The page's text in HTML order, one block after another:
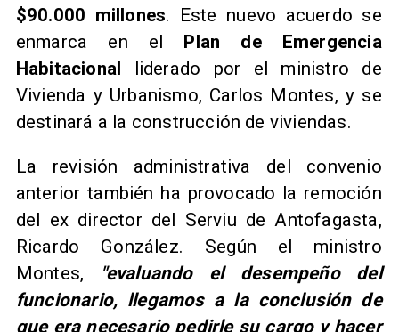
$90.000 millones. Este nuevo acuerdo se
enmarca en el Plan de Emergencia
Habitacional liderado por el ministro de
Vivienda y Urbanismo, Carlos Montes, y se
destinará a la construcción de viviendas.
La revisión administrativa del convenio
anterior también ha provocado la remoción
del ex director del Serviu de Antofagasta,
Ricardo González. Según el ministro
Montes,
"evaluando el desempeño del
funcionario, llegamos a la conclusión de
que era necesario pedirle su cargo y hacer